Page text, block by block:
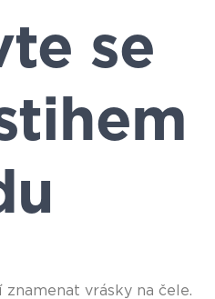
se
vrásky na čele.